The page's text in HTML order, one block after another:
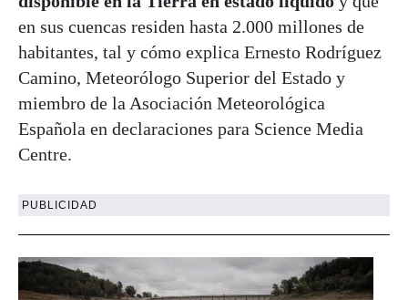
en sus cuencas residen hasta 2.000 millones de
habitantes, tal y cómo explica Ernesto Rodríguez
Camino, Meteorólogo Superior del Estado y
miembro de la Asociación Meteorológica
Española en declaraciones para Science Media
Centre.
PUBLICIDAD